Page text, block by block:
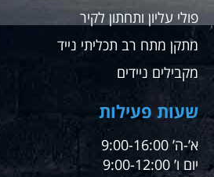
פולי עליון ותחתון לקיר
מתקן מתח רב תכליתי נייד
מקבילים ניידים
שעות פעילות
א’-ה’ 9:00-16:00
יום ו’ 9:00-12:00